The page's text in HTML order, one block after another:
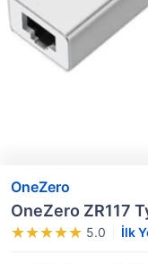
OneZero
OneZero ZR117
5.0 İlk